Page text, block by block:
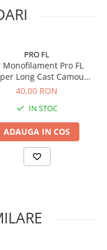
o nădire
principal din
de rezervă din
un alt diametru de
Tehice
PRO FL
Monofilament Pro FL
Long Cast Camou
0.25mm 1200m
40,00 RON
IN STOC
ADAUGA IN COS